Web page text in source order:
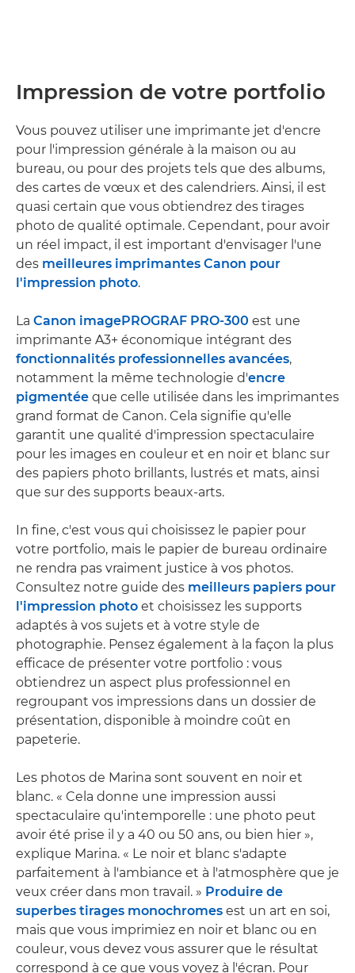
Impression de votre portfolio
Vous pouvez utiliser une imprimante jet d'encre
pour l'impression générale à la maison ou au
bureau, ou pour des projets tels que des albums,
des cartes de vœux et des calendriers. Ainsi, il est
quasi certain que vous obtiendrez des tirages
photo de qualité optimale. Cependant, pour avoir
un réel impact, il est important d'envisager l'une
des meilleures imprimantes Canon pour
l'impression photo.
La Canon imagePROGRAF PRO-300 est une
imprimante A3+ économique intégrant des
fonctionnalités professionnelles avancées,
notamment la même technologie d'encre
pigmentée que celle utilisée dans les imprimantes
grand format de Canon. Cela signifie qu'elle
garantit une qualité d'impression spectaculaire
pour les images en couleur et en noir et blanc sur
des papiers photo brillants, lustrés et mats, ainsi
que sur des supports beaux-arts.
In fine, c'est vous qui choisissez le papier pour
votre portfolio, mais le papier de bureau ordinaire
ne rendra pas vraiment justice à vos photos.
Consultez notre guide des meilleurs papiers pour
l'impression photo et choisissez les supports
adaptés à vos sujets et à votre style de
photographie. Pensez également à la façon la plus
efficace de présenter votre portfolio : vous
obtiendrez un aspect plus professionnel en
regroupant vos impressions dans un dossier de
présentation, disponible à moindre coût en
papeterie.
Les photos de Marina sont souvent en noir et
blanc. « Cela donne une impression aussi
spectaculaire qu'intemporelle : une photo peut
avoir été prise il y a 40 ou 50 ans, ou bien hier »,
explique Marina. « Le noir et blanc s'adapte
parfaitement à l'ambiance et à l'atmosphère que je
veux créer dans mon travail. » Produire de
superbes tirages monochromes est un art en soi,
mais que vous imprimiez en noir et blanc ou en
couleur, vous devez vous assurer que le résultat
correspond à ce que vous voyez à l'écran. Pour